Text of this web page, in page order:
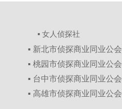
▪ 女人侦探社
▪ 新北市侦探商业同业公会
▪ 桃园市侦探商业同业公会
▪ 台中市侦探商业同业公会
▪ 高雄市侦探商业同业公会